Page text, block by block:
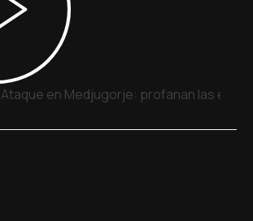
Ataque en Medjugorje: profanan las